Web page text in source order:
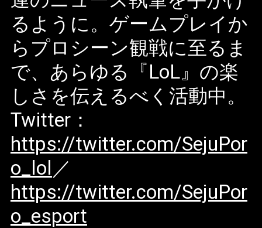
るように。ゲームプレイか
らプロシーン観戦に至るま
で、あらゆる『LoL』の楽
しさを伝えるべく活動中。
Twitter：
https://twitter.com/SejuPor
o_lol ／
https://twitter.com/SejuPor
o_esport